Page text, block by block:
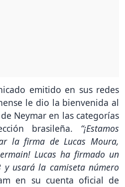
emitido en sus redes
le dio la bienvenida al
Neymar en las categorías
brasileña. “¡Estamos
la firma de Lucas Moura,
Lucas ha firmado un
usará la camiseta número
en su cuenta oficial de